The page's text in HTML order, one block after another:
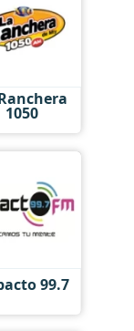
1050
99.7